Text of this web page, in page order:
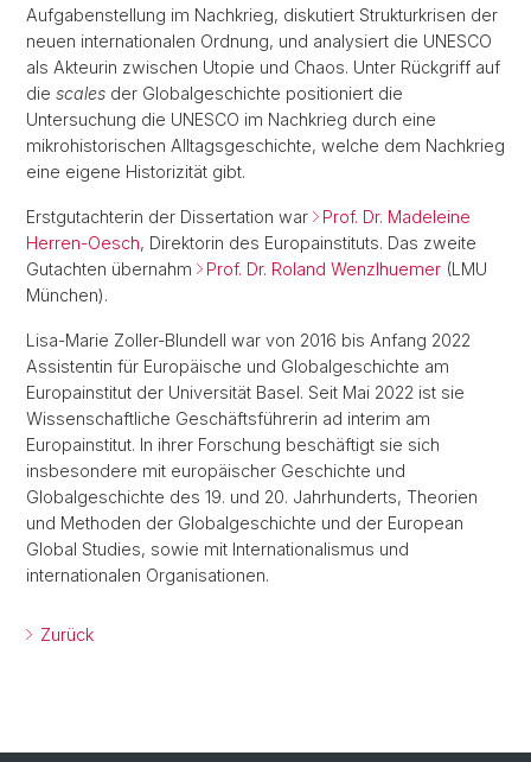
Aufgabenstellung im Nachkrieg, diskutiert Strukturkrisen der
neuen internationalen Ordnung, und analysiert die UNESCO
als Akteurin zwischen Utopie und Chaos. Unter Rückgriff auf
die scales der Globalgeschichte positioniert die
Untersuchung die UNESCO im Nachkrieg durch eine
mikrohistorischen Alltagsgeschichte, welche dem Nachkrieg
eine eigene Historizität gibt.
Erstgutachterin der Dissertation war
Prof. Dr. Madeleine
Herren-Oesch, Direktorin des Europainstituts. Das zweite
Gutachten übernahm
Prof. Dr. Roland Wenzlhuemer (LMU
München).
Lisa-Marie Zoller-Blundell war von 2016 bis Anfang 2022
Assistentin für Europäische und Globalgeschichte am
Europainstitut der Universität Basel. Seit Mai 2022 ist sie
Wissenschaftliche Geschäftsführerin ad interim am
Europainstitut. In ihrer Forschung beschäftigt sie sich
insbesondere mit europäischer Geschichte und
Globalgeschichte des 19. und 20. Jahrhunderts, Theorien
und Methoden der Globalgeschichte und der European
Global Studies, sowie mit Internationalismus und
internationalen Organisationen.
Zurück